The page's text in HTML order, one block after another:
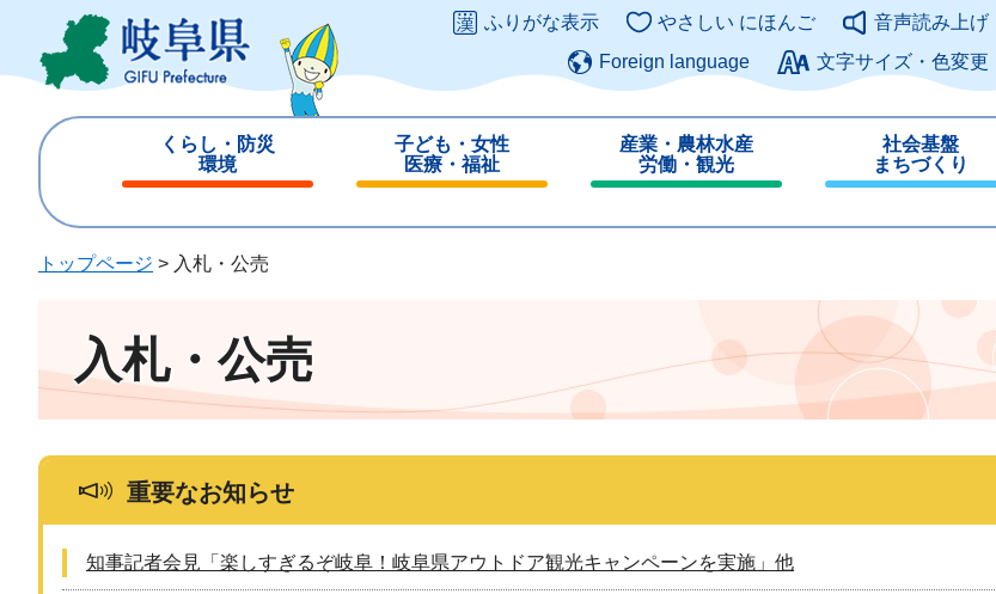
ジ
ュ
このページの本文へ
ふりがな表示 やさしい にほんご
音声読み上げ
Foreign language
文字サイズ・色変更
くらし・防災
環境
じ
子ども・女性
医療・福祉
じ
産業・農林水産
労働・観光
じ
社会基盤
まちづくり
じ
トップページ > 入札・公売
入札・公売
重要なお知らせ
知事記者会見「楽しすぎるぞ岐阜！岐阜県アウトドア観光キャンペーンを実施」他